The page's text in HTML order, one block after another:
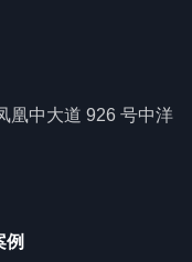
凰中大道 926 号中洋
例